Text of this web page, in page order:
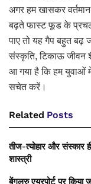
अगर हम खासकर
बढ़ते फास्ट फूड के
पाए तो यह गैप बहुत बढ़
संस्कृति, टिकाऊ जीवन
आ गया है कि हम युवाओं
सचेत करें।
Related Posts
तीज-त्योहार और संस्कार
शास्त्री
बेंगलुरु एयरपोर्ट पर किया